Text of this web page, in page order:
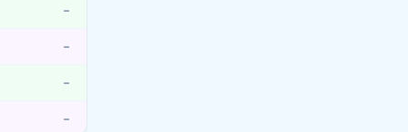
–
–
–
–